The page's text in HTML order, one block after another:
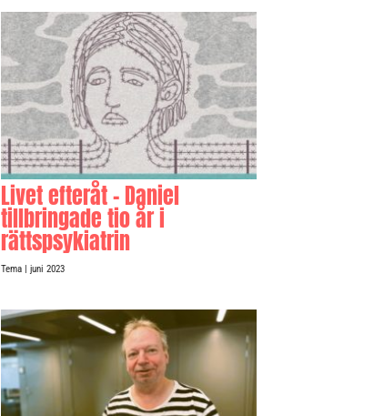
Livet efteråt – Daniel
tillbringade tio år i
rättspsykiatrin
Tema| juni 2023